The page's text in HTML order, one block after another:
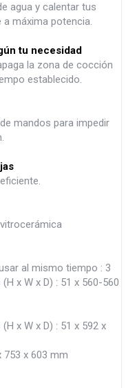
agua y calentar tus
máxima potencia.
tu necesidad
la zona de cocción
establecido.
mandos para impedir
al mismo tiempo : 3
x W x D) : 51 x 560-560
x W x D) : 51 x 592 x
753 x 603 mm